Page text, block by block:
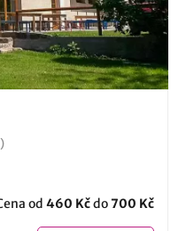
od 460 Kčdo700 Kč